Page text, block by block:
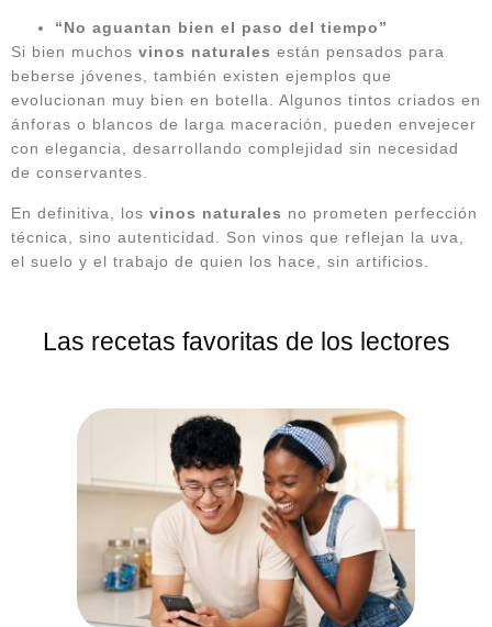
“No aguantan bien el paso del tiempo”
Si bien muchos vinos naturales están pensados para
beberse jóvenes, también existen ejemplos que
evolucionan muy bien en botella. Algunos tintos criados en
ánforas o blancos de larga maceración, pueden envejecer
con elegancia, desarrollando complejidad sin necesidad
de conservantes.
En definitiva, los vinos naturales no prometen perfección
técnica, sino autenticidad. Son vinos que reflejan la uva,
el suelo y el trabajo de quien los hace, sin artificios.
Las recetas favoritas de los lectores